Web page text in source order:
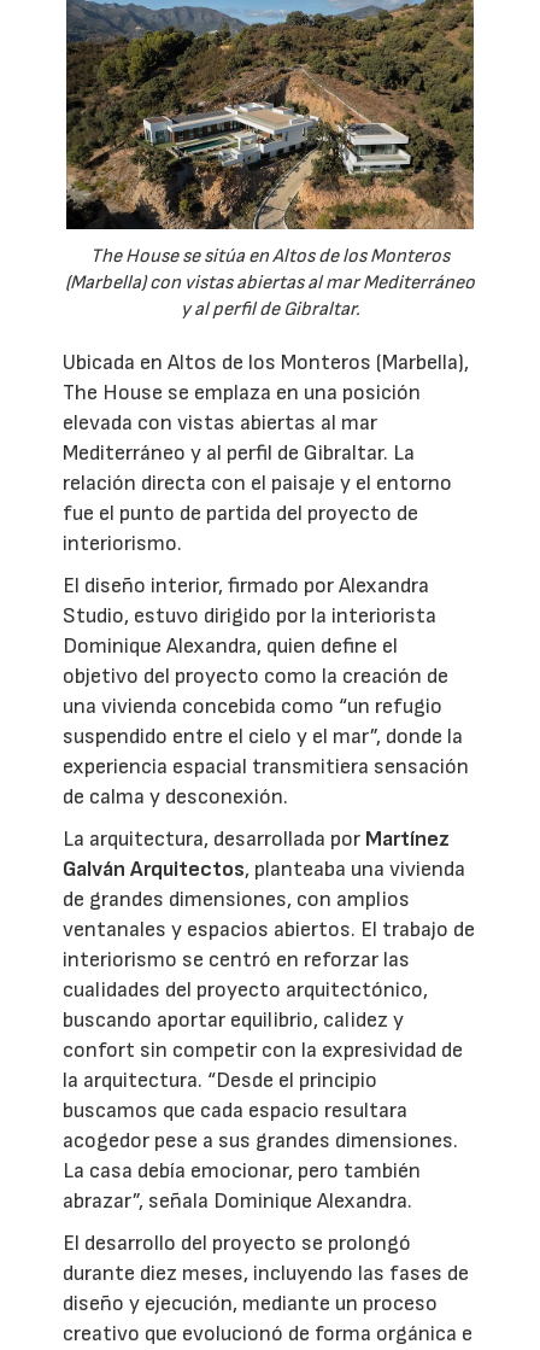
The House se sitúa en Altos de los Monteros
(Marbella) con vistas abiertas al mar Mediterráneo
y al perfil de Gibraltar.
Ubicada en Altos de los Monteros (Marbella),
The House se emplaza en una posición
elevada con vistas abiertas al mar
Mediterráneo y al perfil de Gibraltar. La
relación directa con el paisaje y el entorno
fue el punto de partida del proyecto de
interiorismo.
El diseño interior, firmado por Alexandra
Studio, estuvo dirigido por la interiorista
Dominique Alexandra, quien define el
objetivo del proyecto como la creación de
una vivienda concebida como “un refugio
suspendido entre el cielo y el mar”, donde la
experiencia espacial transmitiera sensación
de calma y desconexión.
La arquitectura, desarrollada por Martínez
Galván Arquitectos, planteaba una vivienda
de grandes dimensiones, con amplios
ventanales y espacios abiertos. El trabajo de
interiorismo se centró en reforzar las
cualidades del proyecto arquitectónico,
buscando aportar equilibrio, calidez y
confort sin competir con la expresividad de
la arquitectura. “Desde el principio
buscamos que cada espacio resultara
acogedor pese a sus grandes dimensiones.
La casa debía emocionar, pero también
abrazar”, señala Dominique Alexandra.
El desarrollo del proyecto se prolongó
durante diez meses, incluyendo las fases de
diseño y ejecución, mediante un proceso
creativo que evolucionó de forma orgánica e